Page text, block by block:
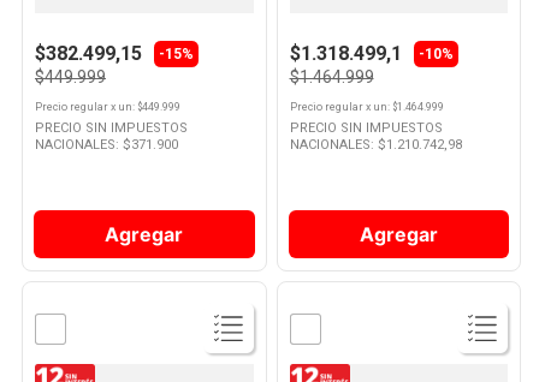
$382.499,15 -15%
$449.999
Precio regular x un: $449.999
PRECIO SIN IMPUESTOS
NACIONALES: $371.900
Agregar
$1.318.499,1 -10%
$1.464.999
Precio regularx un: $1.464.999
PRECIO SIN IMPUESTOS
NACIONALES: $1.210.742,98
Agregar